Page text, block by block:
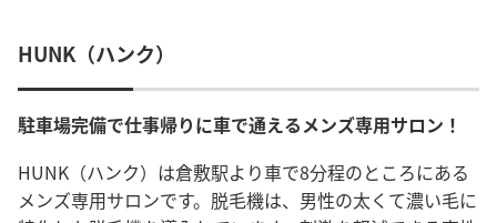
HUNK（ハンク）
駐車場完備で仕事帰りに車で通えるメンズ専用サロン！
HUNK（ハンク）は倉敷駅より車で8分程のところにある
メンズ専用サロンです。脱毛機は、男性の太くて濃い毛に